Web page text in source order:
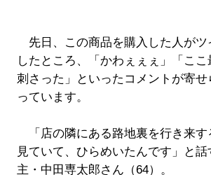
先日、この商品を購入した人がツ
したところ、「かわぇぇぇ」「こ
刺さった」といったコメントが寄
っています。
「店の隣にある路地裏を行き来す
見ていて、ひらめいたんです」と
主・中田専太郎さん（64）。